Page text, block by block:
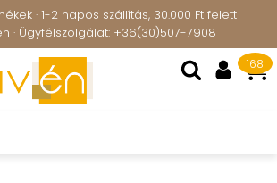
· 1-2 napos szállítás, 30.000 Ft felett
· Ügyfélszolgálat: +36(30)507-7908
168